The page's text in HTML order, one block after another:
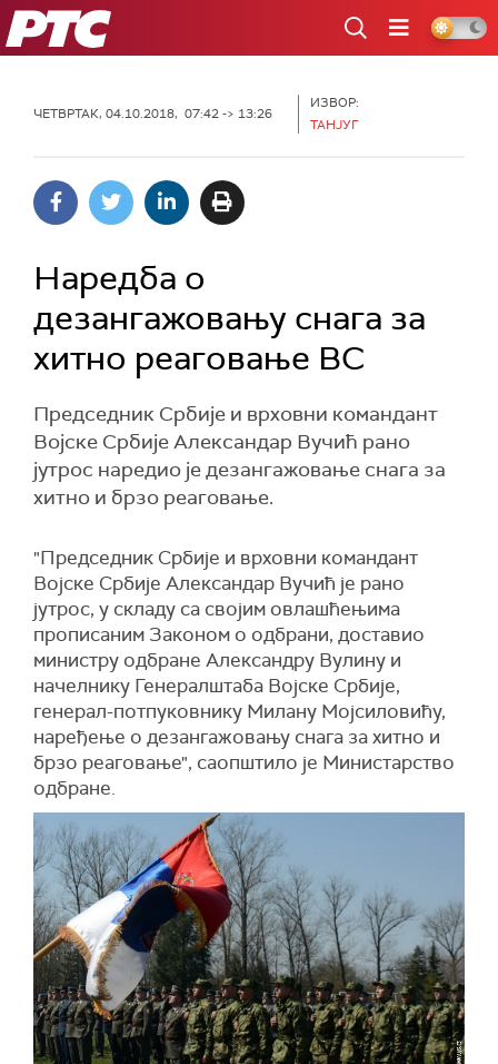
РТС
ЧЕТВРТАК, 04.10.2018, 07:42 -> 13:26
ИЗВОР:
ТАНЈУГ
Наредба о
дезангажовању снага за
хитно реаговање ВС
Председник Србије и врховни командант
Војске Србије Александар Вучић рано
јутрос наредио је дезангажовање снага за
хитно и брзо реаговање.
"Председник Србије и врховни командант
Војске Србије Александар Вучић је рано
јутрос, у складу са својим овлашћењима
прописаним Законом о одбрани, доставио
министру одбране Александру Вулину и
начелнику Генералштаба Војске Србије,
генерал-потпуковнику Милану Мојсиловићу,
наређење о дезангажовању снага за хитно и
брзо реаговање", саопштило је Министарство
одбране.